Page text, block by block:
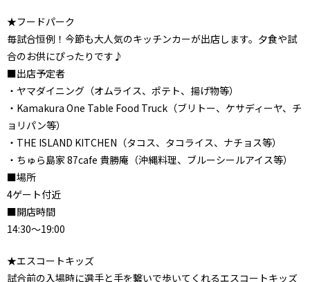
★フードパーク
毎試合恒例！今節も大人気のキッチンカーが出店します。夕食や試
合のお供にぴったりです♪
■出店予定者
・ヤマダイニング（オムライス、ポテト、揚げ物等）
・Kamakura One Table Food Truck（ブリトー、ケサディーヤ、チ
ョリパン等）
・THE ISLAND KITCHEN（タコス、タコライス、ナチョス等）
・ちゅら島家 87cafe 貴勝庵（沖縄料理、ブルーシールアイス等）
■場所
4ゲート付近
■開店時間
14:30～19:00
★エスコートキッズ
試合前の入場時に選手と手を繋いで歩いてくれるエスコートキッズ